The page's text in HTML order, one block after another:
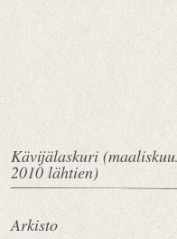
Kävijälaskuri
2010 lähtien)
Arkisto